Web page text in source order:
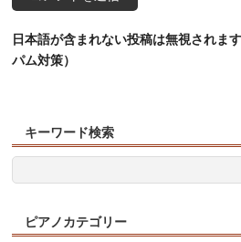
日本語が含まれない投稿は無視されま
パム対策）
キーワード検索
ピアノカテゴリー